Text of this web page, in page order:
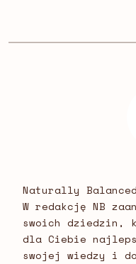
Naturally Balanced
W redakcję NB
swoich dziedzin,
dla Ciebie
swojej wiedzy i